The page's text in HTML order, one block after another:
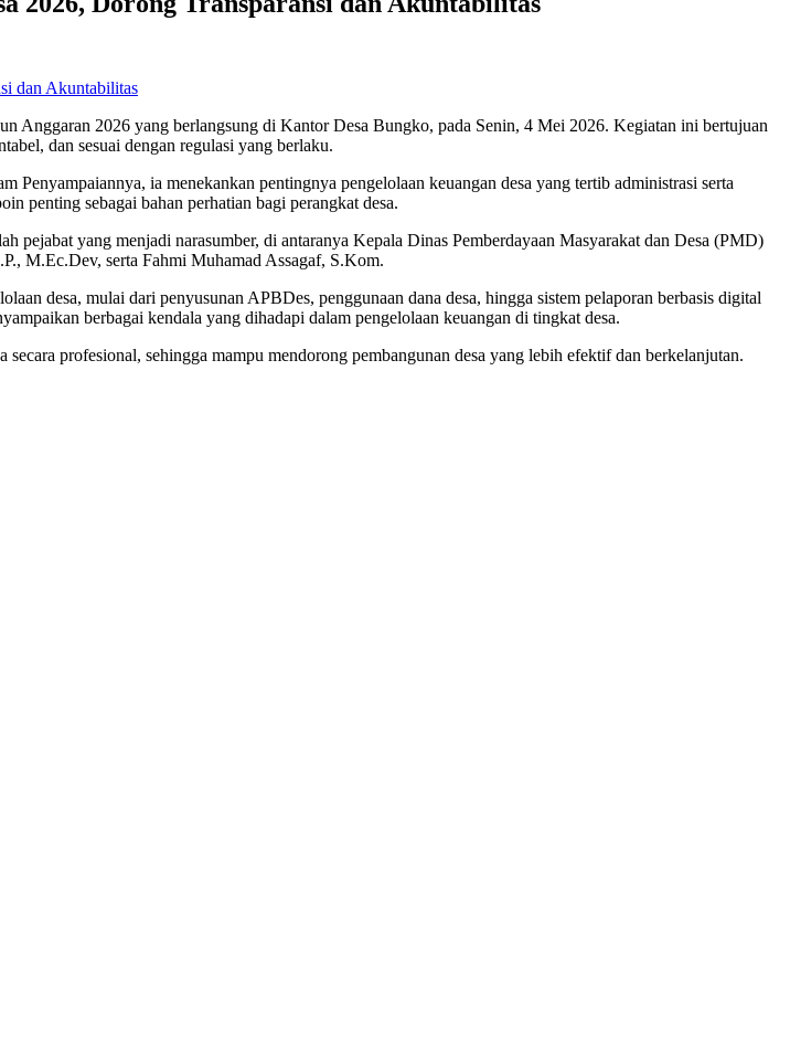
Anggaran 2026 yang berlangsung di Kantor Desa Bungko, pada Senin, 4 Mei 2026. Kegiatan ini bertujuan
dan sesuai dengan regulasi yang berlaku.
ia menekankan pentingnya pengelolaan keuangan desa yang tertib administrasi serta
penting sebagai bahan perhatian bagi perangkat desa.
yang menjadi narasumber, di antaranya Kepala Dinas Pemberdayaan Masyarakat dan Desa (PMD)
M.Ec.Dev, serta Fahmi Muhamad Assagaf, S.Kom.
desa, mulai dari penyusunan APBDes, penggunaan dana desa, hingga sistem pelaporan berbasis digital
berbagai kendala yang dihadapi dalam pengelolaan keuangan di tingkat desa.
profesional, sehingga mampu mendorong pembangunan desa yang lebih efektif dan berkelanjutan.